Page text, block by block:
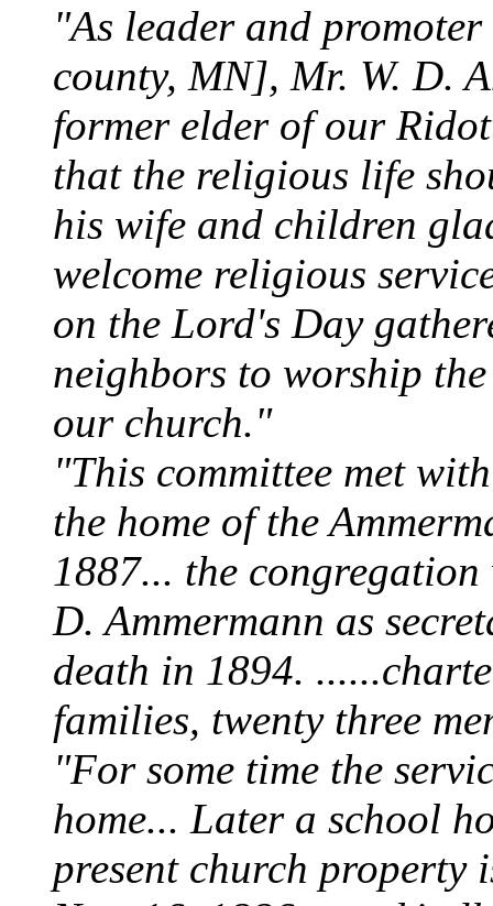
"As leader and
county, MN], Mr. W. D.
former elder of our
that the religious life
his wife and children
welcome religious
on the Lord's Day
neighbors to worship
our church."
"This committee met
the home of the
1887... the
D. Ammermann as
death in 1894.
families, twenty three
"For some time the
home... Later a school
present church property